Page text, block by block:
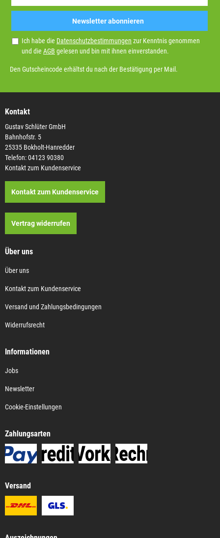
Newsletter abonnieren
Ich habe die Datenschutzbestimmungen zur Kenntnis genommen
und die AGB gelesen und bin mit ihnen einverstanden.
Den Gutscheincode erhältst du nach der Bestätigung per Mail.
Kontakt
Gustav Schlüter GmbH
Bahnhofstr. 5
25335 Bokholt-Hanredder
Telefon: 04123 90380
Kontakt zum Kundenservice
Kontakt zum Kundenservice
Vertrag widerrufen
Über uns
Über uns
Kontakt zum Kundenservice
Versand und Zahlungsbedingungen
Widerrufsrecht
Informationen
Jobs
Newsletter
Cookie-Einstellungen
Zahlungsarten
Versand